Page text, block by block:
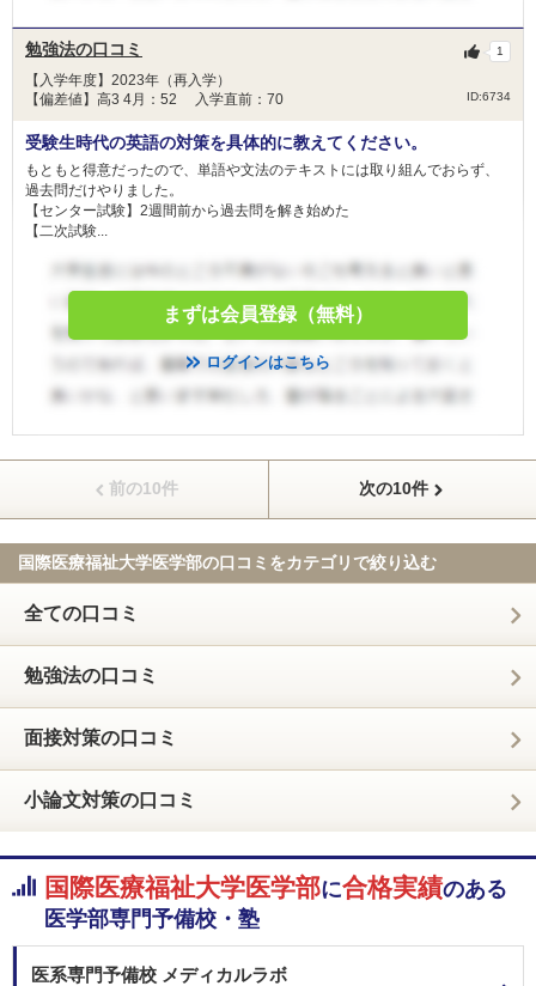
勉強法の口コミ
【入学年度】2023年（再入学）
【偏差値】高3 4月：52 入学直前：70
ID:6734
1
受験生時代の英語の対策を具体的に教えてください。
もともと得意だったので、単語や文法のテキストには取り組んでおらず、
過去問だけやりました。
【センター試験】2週間前から過去問を解き始めた
【二次試験...
まずは会員登録（無料）
ログインはこちら
前の10件 次の10件
国際医療福祉大学医学部の口コミをカテゴリで絞り込む
全ての口コミ
勉強法の口コミ
面接対策の口コミ
小論文対策の口コミ
国際医療福祉大学医学部に合格実績のある
医学部専門予備校・塾
医系専門予備校 メディカルラボ